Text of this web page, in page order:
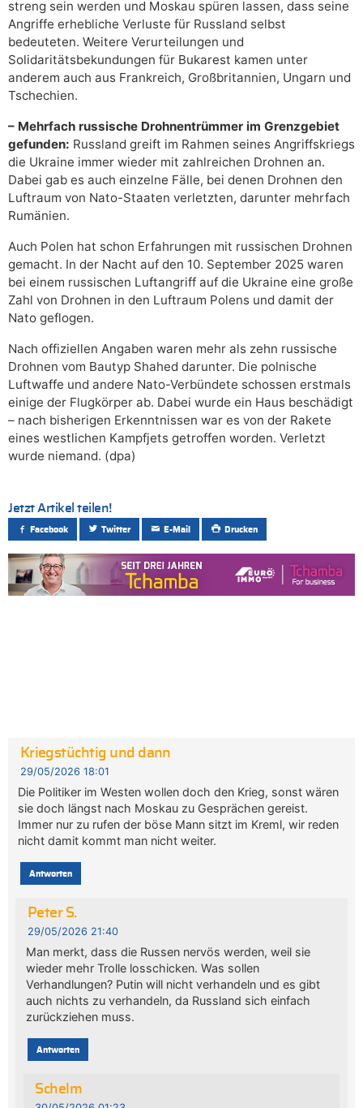
streng sein werden und Moskau spüren lassen, dass seine
Angriffe erhebliche Verluste für Russland selbst
bedeuteten. Weitere Verurteilungen und
Solidaritätsbekundungen für Bukarest kamen unter
anderem auch aus Frankreich, Großbritannien, Ungarn und
Tschechien.
– Mehrfach russische Drohnentrümmer im Grenzgebiet
gefunden: Russland greift im Rahmen seines Angriffskriegs
die Ukraine immer wieder mit zahlreichen Drohnen an.
Dabei gab es auch einzelne Fälle, bei denen Drohnen den
Luftraum von Nato-Staaten verletzten, darunter mehrfach
Rumänien.
Auch Polen hat schon Erfahrungen mit russischen Drohnen
gemacht. In der Nacht auf den 10. September 2025 waren
bei einem russischen Luftangriff auf die Ukraine eine große
Zahl von Drohnen in den Luftraum Polens und damit der
Nato geflogen.
Nach offiziellen Angaben waren mehr als zehn russische
Drohnen vom Bautyp Shahed darunter. Die polnische
Luftwaffe und andere Nato-Verbündete schossen erstmals
einige der Flugkörper ab. Dabei wurde ein Haus beschädigt
– nach bisherigen Erkenntnissen war es von der Rakete
eines westlichen Kampfjets getroffen worden. Verletzt
wurde niemand. (dpa)
Jetzt Artikel teilen!
Facebook Twitter E-Mail Drucken
Kriegstüchtig und dann
29/05/2026 18:01
Die Politiker im Westen wollen doch den Krieg, sonst wären
sie doch längst nach Moskau zu Gesprächen gereist.
Immer nur zu rufen der böse Mann sitzt im Kreml, wir reden
nicht damit kommt man nicht weiter.
Antworten
Peter S.
29/05/2026 21:40
Man merkt, dass die Russen nervös werden, weil sie
wieder mehr Trolle losschicken. Was sollen
Verhandlungen? Putin will nicht verhandeln und es gibt
auch nichts zu verhandeln, da Russland sich einfach
zurückziehen muss.
Antworten
Schelm